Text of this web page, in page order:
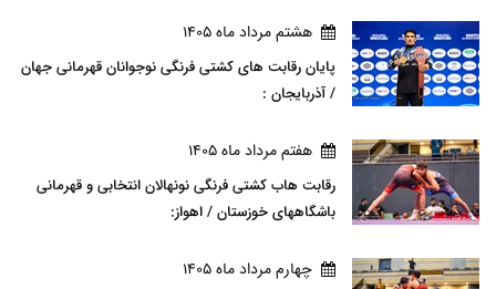
هشتم مرداد ماه 1405
پایان رقابت های کشتی فرنگی نوجوانان قهرمانی جهان
/ آذربایجان :
هفتم مرداد ماه 1405
رقابت هاب کشتی فرنگی نونهالان انتخابی و قهرمانی
باشگاههای خوزستان / اهواز:
چهارم مرداد ماه 1405